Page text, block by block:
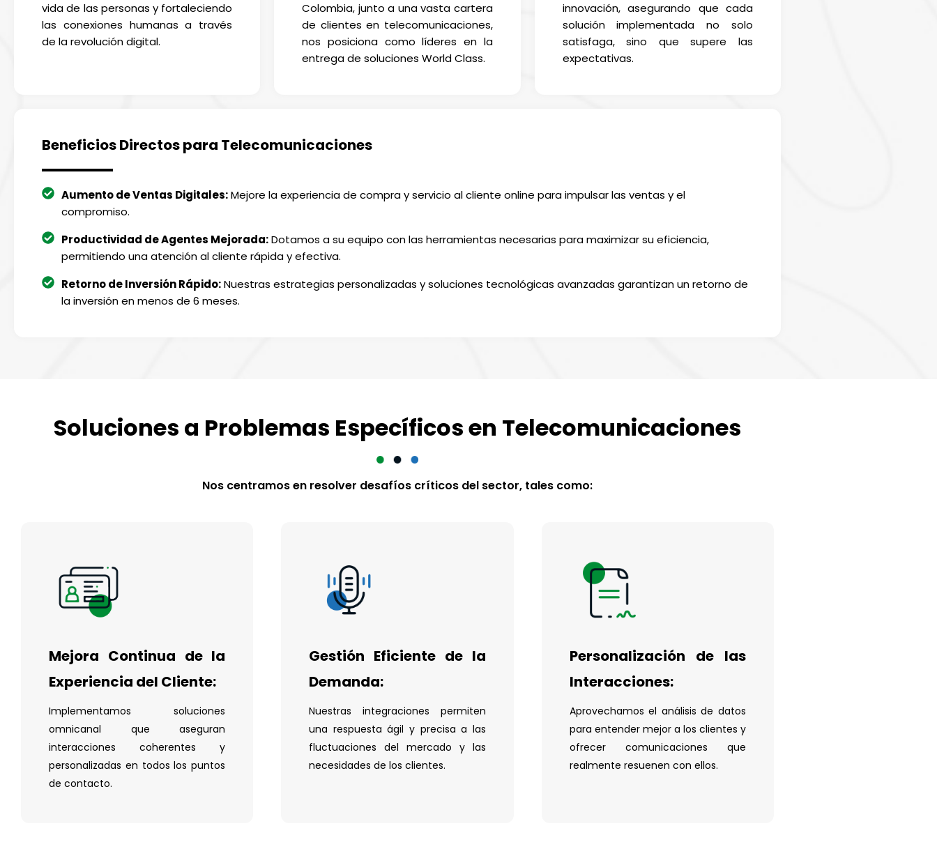
vida de las personas y fortaleciendo
las conexiones humanas a través
de la revolución digital.
Colombia, junto a una vasta cartera
de clientes en telecomunicaciones,
nos posiciona como líderes en la
entrega de soluciones World Class.
innovación, asegurando que cada
solución implementada no solo
satisfaga, sino que supere las
expectativas.
Beneficios Directos para Telecomunicaciones
Aumento de Ventas Digitales:Mejore la experiencia de compra y servicio al cliente online para impulsar las ventas y el
compromiso.
Productividad de Agentes Mejorada:Dotamos a su equipo con las herramientas necesarias para maximizar su eficiencia,
permitiendo una atención al cliente rápida y efectiva.
Retorno de Inversión Rápido:Nuestras estrategias personalizadas y soluciones tecnológicas avanzadas garantizan un retorno de
la inversión en menos de 6 meses.
Soluciones a Problemas Específicos en Telecomunicaciones
Nos centramos en resolver desafíos críticos del sector, tales como:
Mejora Continua de la
Experiencia del Cliente:
Implementamos soluciones
omnicanal que aseguran
interacciones coherentes y
personalizadas en todos los puntos
de contacto.
Gestión Eficiente de la
Demanda:
Nuestras integraciones permiten
una respuesta ágil y precisa a las
fluctuaciones del mercado y las
necesidades de los clientes.
Personalización de las
Interacciones:
Aprovechamos el análisis de datos
para entender mejor a los clientes y
ofrecer comunicaciones que
realmente resuenen con ellos.